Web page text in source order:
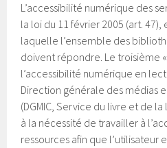
L’accessibilité numérique des
la loi du 11 février 2005 (art.
laquelle l’ensemble des
doivent répondre. Le troisième
l’accessibilité numérique en
Direction générale des médias
(DGMIC, Service du livre et de
à la nécessité de travailler à
ressources afin que l’utilisateur